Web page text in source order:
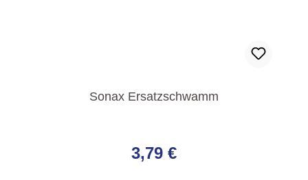
Sonax Ersatzschwamm
3,79 €